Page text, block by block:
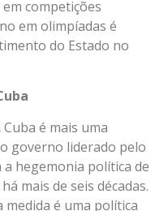
competições
em olimpíadas é
do Estado no
é mais uma
governo liderado pelo
hegemonia política de
mais de seis décadas.
é uma política